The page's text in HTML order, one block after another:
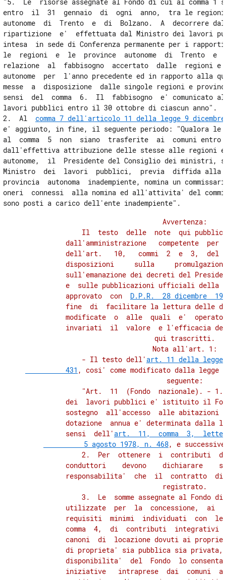
entro  il  31  gennaio  di  ogni  anno,  tra le regioni
autonome  di  Trento  e  di  Bolzano.  A  decorrere
ripartizione  e'  effettuata dal Ministro dei lavori
intesa  in sede di Conferenza permanente per i
le  regioni  e  le  province  autonome  di  Trento  e
relazione  al  fabbisogno  accertato  dalle  regioni e
autonome  per  l'anno precedente ed in rapporto alla
messe  a  disposizione  dalle singole regioni e
sensi  del  comma  6.  Il  fabbisogno  e' comunicato
lavori pubblici entro il 30 ottobre di ciascun anno".
2.  Al comma 7 dell'articolo 11 della legge 9
e' aggiunto, in fine, il seguente periodo: "Qualora
al  comma  5  non  siano  trasferite  ai  comuni entro
dall'effettiva attribuzione delle stesse alle regioni
autonome,  il  Presidente del Consiglio dei ministri,
Ministro  dei  lavori  pubblici,  previa  diffida alla
provincia  autonoma  inadempiente, nomina un
oneri  connessi  alla nomina ed all'attivita' del
          Avvertenza:
Il  testo  delle  note  qui
dall'amministrazione   competente  per
dell'art.   10,   commi  2  e  3,  del
disposizioni     sulla
sull'emanazione dei decreti del
e  sulle pubblicazioni ufficiali della
          approvato  con
D.P.R.  28 dicembre
fine  di  facilitare la lettura delle
modificate  o  alle  quali  e'
invariati  il  valore  e l'efficacia
          qui trascritti.
          Nota all'art. 1:
              - Il testo dell'
art. 11 della legge
          431
, cosi' come modificato dalla
          seguente:
"Art.  11  (Fondo  nazionale). -
dei  lavori pubblici e' istituito il
sostegno  all'accesso  alle abitazioni
dotazione  annua e' determinata dalla
          sensi  dell'
art.  11,  comma  3,
          5 agosto 1978, n. 468
, e
2.  Per  ottenere  i  contributi
conduttori    devono    dichiarare
responsabilita'  che  il  contratto
          registrato.
3.  Le  somme assegnate al Fondo
utilizzate  per  la  concessione,  ai
requisiti  minimi  individuati  con
comma  4,  di  contributi  integrativi
canoni  di  locazione dovuti ai
di proprieta' sia pubblica sia
disponibilita'  del  Fondo  lo
iniziative   intraprese  dai  comuni